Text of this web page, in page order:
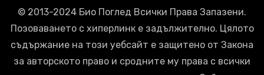
© 2013-2024 Био Поглед Всички Права Запазени.
Позоваването с хиперлинк е задължително. Цялото
съдържание на този уебсайт е защитено от Закона
за авторското право и сродните му права с всички